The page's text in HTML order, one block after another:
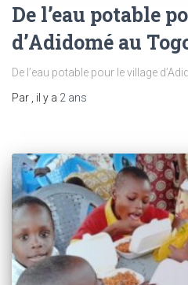
De l’eau potable
d’Adidomé au
De l’eau potable pour le village
Par
, il y a 2 ans